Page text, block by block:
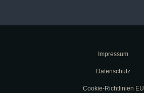
Impressum
Datenschutz
Cookie-Richtlinien EU